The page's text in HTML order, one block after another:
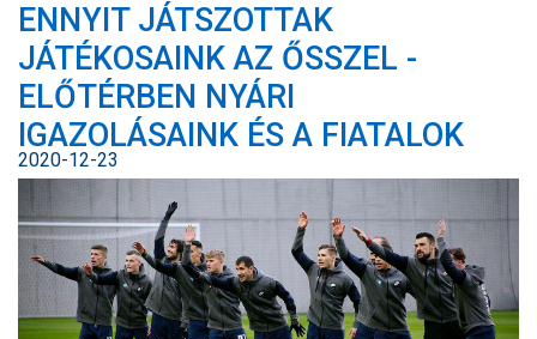
JEGYÉRTÉKESÍTÉS
WEBSHOP
EGYESÜLET
KAPCSOLAT
NYITÓLAP
HÍREK
CSAPATOK
MÉRKŐZÉSEK
KLUB
ENNYIT JÁTSZOTTAK
JÁTÉKOSAINK AZ ŐSSZEL -
ELŐTÉRBEN NYÁRI
IGAZOLÁSAINK ÉS A FIATALOK
2020-12-23